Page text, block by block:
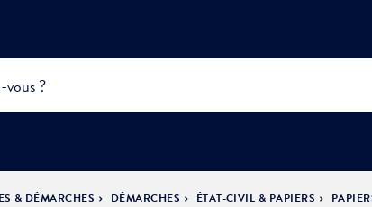
& DÉMARCHES DÉMARCHES ÉTAT-CIVIL & PAPIERS